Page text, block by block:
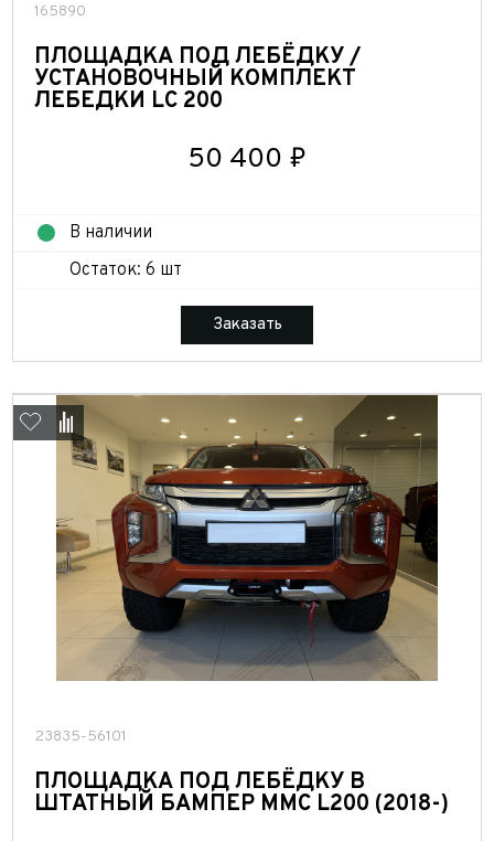
165890
ПЛОЩАДКА ПОД ЛЕБЁДКУ /
УСТАНОВОЧНЫЙ КОМПЛЕКТ
ЛЕБЕДКИ LC 200
50 400 ₽
В наличии
Остаток: 6 шт
Заказать
23835-56101
ПЛОЩАДКА ПОД ЛЕБЁДКУ В
ШТАТНЫЙ БАМПЕР MMC L200 (2018-)